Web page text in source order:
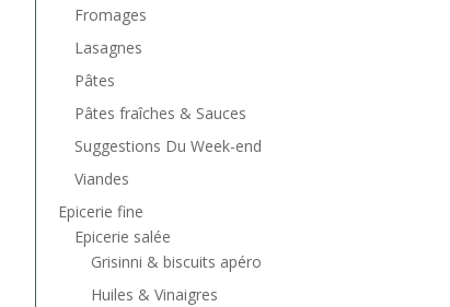
Fromages
Lasagnes
Pâtes
Pâtes fraîches & Sauces
Suggestions Du Week-end
Viandes
Epicerie fine
Epicerie salée
Grisinni & biscuits apéro
Huiles & Vinaigres